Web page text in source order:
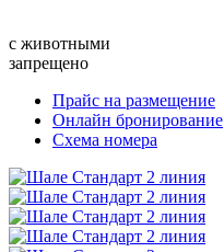
с животными
запрещено
Прайс на размещение
Онлайн бронирование
Схема номера